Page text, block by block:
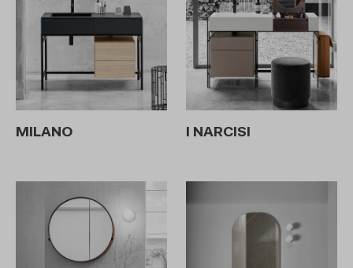
MILANO I NARCISI